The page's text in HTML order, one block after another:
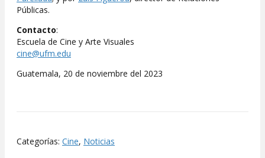
Públicas.
Contacto:
Escuela de Cine y Arte Visuales
cine@ufm.edu
Guatemala, 20 de noviembre del 2023
Categorías: Cine, Noticias